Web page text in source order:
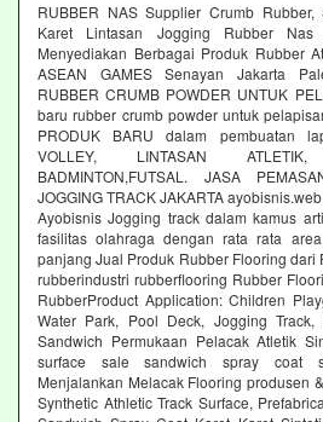
RUBBER NAS Supplier Crumb
Karet Lintasan Jogging Rubber Nas
Menyediakan Berbagai Produk Rubber
ASEAN GAMES Senayan Jakarta
RUBBER CRUMB POWDER UNTUK
baru rubber crumb powder untuk
PRODUK BARU dalam pembuatan
VOLLEY, LINTASAN
BADMINTON,FUTSAL. JASA
JOGGING TRACK JAKARTA
Ayobisnis Jogging track dalam kamus
fasilitas olahraga dengan rata rata
panjang Jual Produk Rubber Flooring dari
rubberindustri rubberflooring Rubber
RubberProduct Application: Children
Water Park, Pool Deck, Jogging Track,
Sandwich Permukaan Pelacak Atletik
surface sale sandwich spray coat
Menjalankan Melacak Flooring produsen
Synthetic Athletic Track Surface,